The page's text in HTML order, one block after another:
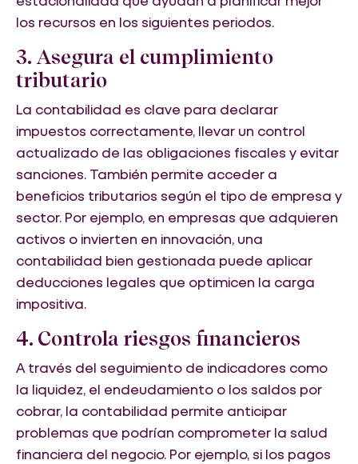
los recursos en los siguientes periodos.
3. Asegura el cumplimiento
tributario
La contabilidad es clave para declarar
impuestos correctamente, llevar un control
actualizado de las obligaciones fiscales y evitar
sanciones. También permite acceder a
beneficios tributarios según el tipo de empresa y
sector. Por ejemplo, en empresas que adquieren
activos o invierten en innovación, una
contabilidad bien gestionada puede aplicar
deducciones legales que optimicen la carga
impositiva.
4. Controla riesgos financieros
A través del seguimiento de indicadores como
la liquidez, el endeudamiento o los saldos por
cobrar, la contabilidad permite anticipar
problemas que podrían comprometer la salud
financiera del negocio. Por ejemplo, si los pagos